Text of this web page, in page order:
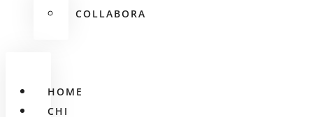
COLLABORA
HOME
CHI